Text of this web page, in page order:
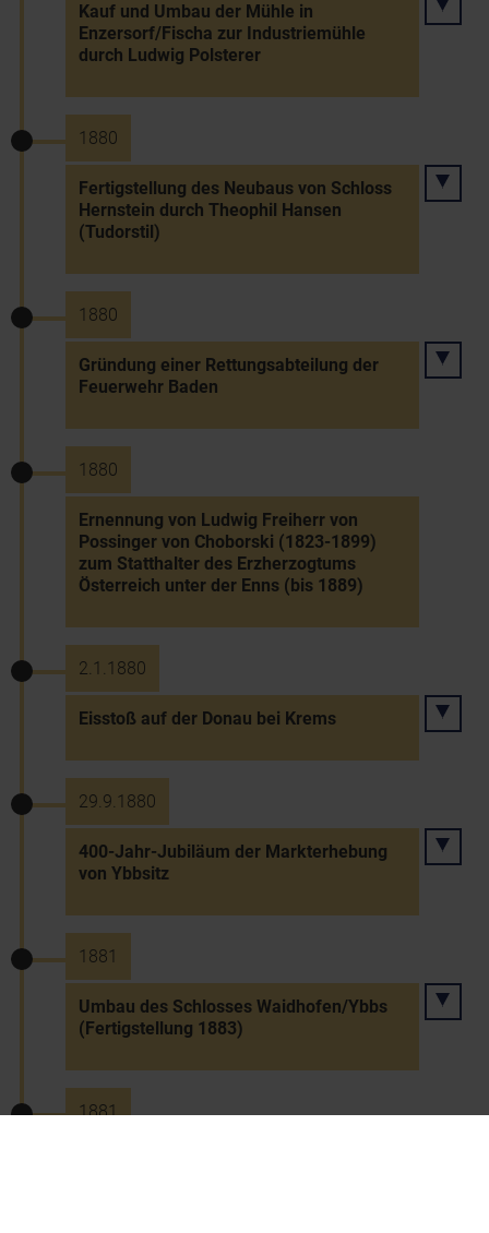
Kauf und Umbau der Mühle in
Enzersorf/Fischa zur Industriemühle
durch Ludwig Polsterer
1880
Fertigstellung des Neubaus von Schloss
Hernstein durch Theophil Hansen
(Tudorstil)
1880
Gründung einer Rettungsabteilung der
Feuerwehr Baden
1880
Ernennung von Ludwig Freiherr von
Possinger von Choborski (1823-1899)
zum Statthalter des Erzherzogtums
Österreich unter der Enns (bis 1889)
2.1.1880
Eisstoß auf der Donau bei Krems
29.9.1880
400-Jahr-Jubiläum der Markterhebung
von Ybbsitz
1881
Umbau des Schlosses Waidhofen/Ybbs
(Fertigstellung 1883)
1881